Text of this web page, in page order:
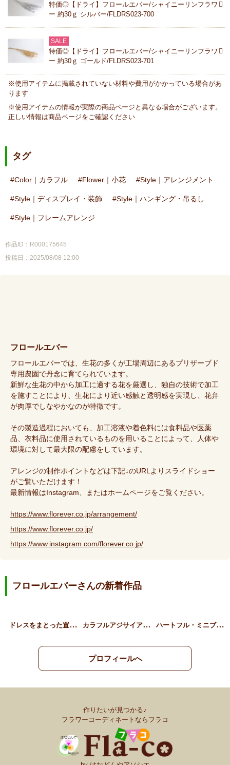
特価◎【ドライ】フロールエバー/シャイニーリンフラワ
ー 約30ｇ シルバー/FLDRS023-700
SALE
特価◎【ドライ】フロールエバー/シャイニーリンフラワ
ー 約30ｇ ゴールド/FLDRS023-701
※使用アイテムに掲載されていない材料や費用がかかっている場合があ
ります
※使用アイテムの情報が実際の商品ページと異なる場合がございます。
正しい情報は商品ページをご確認ください
タグ
Color｜カラフル Flower｜小花 Style｜アレンジメント
Style｜ディスプレイ・装飾 Style｜ハンギング・吊るし
Style｜フレームアレンジ
作品ID：R000175645
投稿日：2025/08/08 12:00
フロールエバー
フロールエバーでは、生花の多くが工場周辺にあるプリザーブド
専用農園で丹念に育てられています。
新鮮な生花の中から加工に適する花を厳選し、独自の技術で加工
を施すことにより、生花により近い感触と透明感を実現し、花弁
が肉厚でしなやかなのが特徴です。
その製造過程においても、加工溶液や着色料には食料品や医薬
品、衣料品に使用されているものを用いることによって、人体や
環境に対して最大限の配慮をしています。
アレンジの制作ポイントなどは下記↓のURLよりスライドショー
がご覧いただけます！
最新情報はInstagram、またはホームページをご覧ください。
https://www.florever.co.jp/arrangement/
https://www.florever.co.jp/
https://www.instagram.com/florever.co.jp/
フロールエバーさんの新着作品
ド
レスをまとった置き型ブー… カ
ラフルアジサイアレンジ ハ
ートフル・ミニブーケ
プロフィールへ
作りたいが見つかる♪
フラワーコーディネートならフラコ